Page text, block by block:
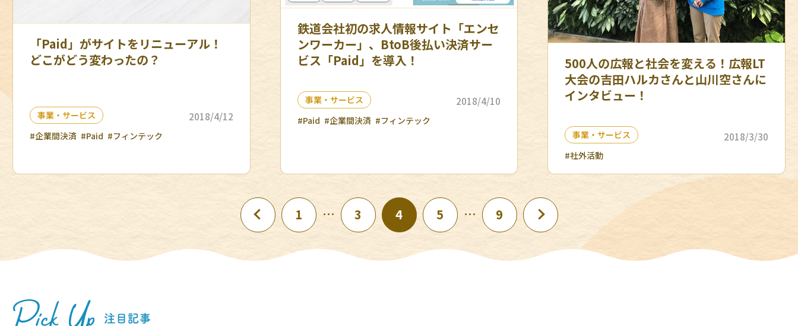
「Paid」がサイトをリニューアル！
どこがどう変わったの？
事業・サービス 2018/4/12
#企業間決済 #Paid #フィンテック
鉄道会社初の求人情報サイト「エンセ
ンワーカー」、BtoB後払い決済サー
ビス「Paid」を導入！
事業・サービス 2018/4/10
#Paid #企業間決済 #フィンテック
500人の広報と社会を変える！広報LT
大会の吉田ハルカさんと山川空さんに
インタビュー！
事業・サービス 2018/3/30
#社外活動
1 … 3 4 5 … 9